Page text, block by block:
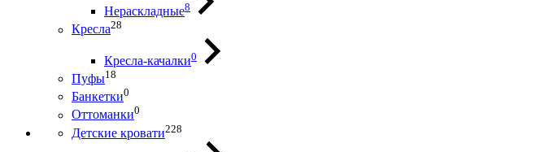
Нераскладные8
Кресла28
Кресла-качалки0
Пуфы18
Банкетки0
Оттоманки0
Детские кровати228